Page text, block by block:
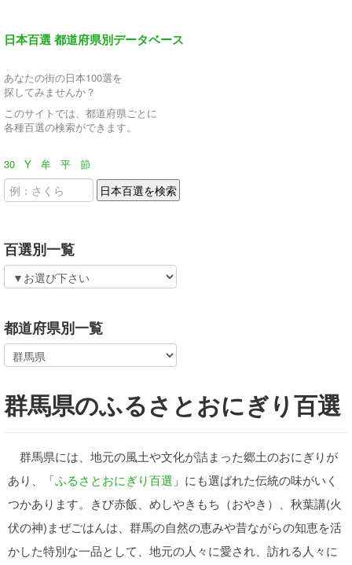
日本百選 都道府県別データベース
あなたの街の日本100選を
探してみませんか？
このサイトでは、都道府県ごとに
各種百選の検索ができます。
30 Y 牟 平 節
百選別一覧
都道府県別一覧
群馬県のふるさとおにぎり百選
群馬県には、地元の風土や文化が詰まった郷土のおにぎりが
あり、「ふるさとおにぎり百選 」にも選ばれた伝統の味がいく
つかあります。きび赤飯、めしやきもち（おやき）、秋葉講(火
伏の神)まぜごはんは、群馬の自然の恵みや昔ながらの知恵を活
かした特別な一品として、地元の人々に愛され、訪れる人々に